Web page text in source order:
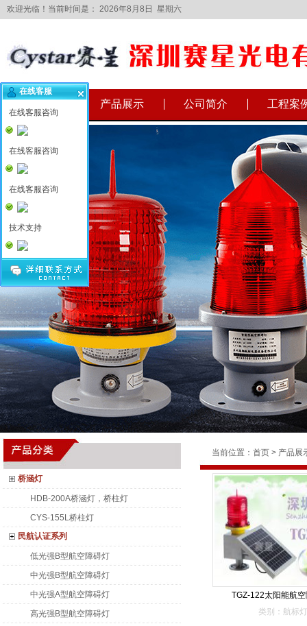
欢迎光临！当前时间是： 2026年8月8日 星期六
网站首页 产品展示 公司简介 工程案
桥涵灯
HDB-200A桥涵灯，桥柱灯
CYS-155L桥柱灯
民航认证系列
低光强B型航空障碍灯
中光强B型航空障碍灯
中光强A型航空障碍灯
高光强B型航空障碍灯
当前位置： 首页 > 产品展
TGZ-122太阳能航
类别：航标灯
在线客服
在线客服咨询
在线客服咨询
在线客服咨询
技术支持